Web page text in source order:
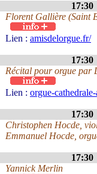
17:30
Florent Gallière (Saint
Lien : amisdelorgue.fr/
17:30
Récital pour orgue par
Lien : orgue-
17:30
Christophen Hocde,
Emmanuel Hocde,
17:30
Yannick Merlin